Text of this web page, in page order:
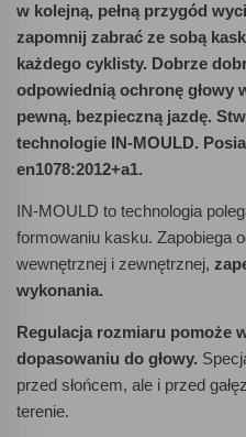
w kolejną, pełną przygód
zapomnij zabrać ze sobą
każdego cyklisty. Dobrze
odpowiednią ochronę głowy
pewną, bezpieczną jazdę.
technologie IN-MOULD.
en1078:2012+a1.
IN-MOULD to technologia
formowaniu kasku. Zapobiega
wewnętrznej i zewnętrznej,
wykonania.
Regulacja rozmiaru pomoże
dopasowaniu do głowy.
przed słońcem, ale i przed
terenie.